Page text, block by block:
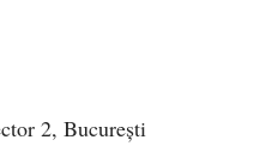
2, București